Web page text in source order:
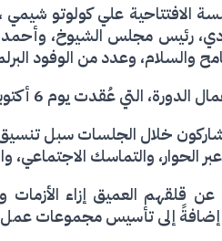
رئيس مجلس الشيوخ، وأحمد
والسلام، وعدد من الوفود
2025 تحت الموضوع الرئيسي: «دور الدبلوماسية البرلمانية في تعزيز السلام والوقاية من النزاعات في إفريقيا».
خلال الجلسات سبل تنسيق
الحوار، والتماسك الاجتماعي،
عن قلقهم العميق إزاء
إضافةً إلى تأسيس مجموعات عمل